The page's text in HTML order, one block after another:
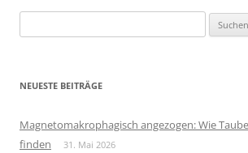
nach:
NEUESTE BEITRÄGE
Magnetomakrophagisch angezogen: Wie
finden
31. Mai 2026